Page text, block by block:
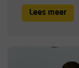
Lees meer